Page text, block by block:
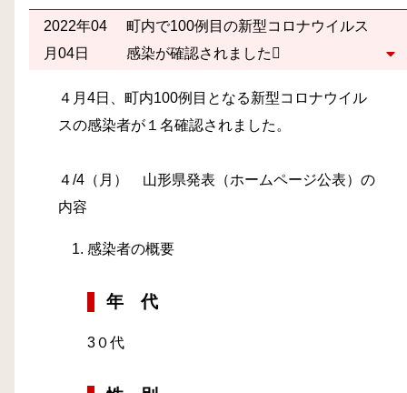
2022年04
月04日
町内で100例目の新型コロナウイルス
感染が確認されました
４月4日、町内100例目となる新型コロナウイル
スの感染者が１名確認されました。
４/4（月） 山形県発表（ホームページ公表）の
内容
感染者の概要
年 代
3０代